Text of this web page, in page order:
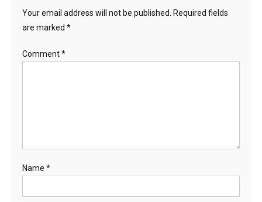
Your email address will not be published.
Required fields
are marked *
Comment*
Name *